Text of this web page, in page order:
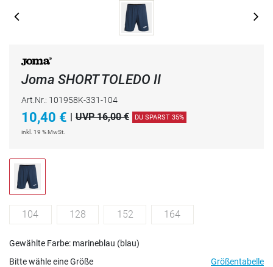
Joma SHORT TOLEDO II
Art.Nr.: 101958K-331-104
10,40 € UVP 16,00 € DU SPARST 35%
inkl. 19 % MwSt.
104 128 152 164
Gewählte Farbe: marineblau (blau)
Bitte wähle eine Größe
Größentabelle